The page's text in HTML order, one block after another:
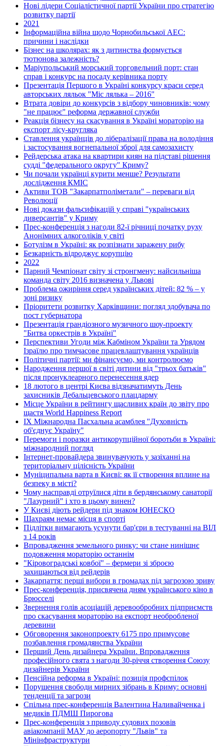
Нові лідери Соціалістичної партії України про стратегію
розвитку партії
2021
Інформаційна війна щодо Чорнобильської АЕС:
причини і наслідки
Бізнес на школярах: як з дитинства формується
тютюнова залежність?
Маріупольський морський торговельний порт: стан
справ і конкурс на посаду керівника порту
Презентація Першого в Україні конкурсу краси серед
авторських ляльок "Міс лялька – 2016"
Втрата довіри до конкурсів з відбору чиновників: чому
"не працює" реформа державної служби
Реакція бізнесу на скасування в Україні мораторію на
експорт лісу-кругляка
Ставлення українців до лібералізації права на володіння
і застосування вогнепальної зброї для самозахисту
Рейдерська атака на квартири киян на підставі рішення
судді "федерального округу" Криму?
Чи почали українці курити менше? Результати
дослідження КМІС
Активи ТОВ "Закарпатполіметали" – переваги від
Революції
Нові докази фальсифікацій у справі "українських
диверсантів" у Криму
Прес-конференція з нагоди 82-ї річниці початку руху
Анонімних алкоголіків у світі
Ботулізм в Україні: як розпізнати заражену рибу
Безкарність відроджує корупцію
2022
Парний Чемпіонат світу зі стронгмену: найсильніша
команда світу 2016 визначена у Львові
Проблема ожиріння серед українських дітей: 82 % – у
зоні ризику
Пріоритети розвитку Харківщини: погляд здобувача по
пост губернатора
Презентація грандіозного музичного шоу-проекту
"Битва оркестрів в Україні"
Перспективи Угоди між Кабміном України та Урядом
Ізраїлю про тимчасове працевлаштування українців
Політичні партії: ми фінансуємо, ми контролюємо
Народження першої в світі дитини від "трьох батьків"
після пронуклеарного перенесення ядер
18 лютого в центрі Києва відзначатимуть День
захисників Дебальцевського плацдарму
Місце України в рейтингу щасливих країн до звіту про
щастя World Happiness Report
ІХ Міжнародна Пасхальна асамблея "Духовність
об'єднує Україну"
Перемоги і поразки антикорупційної боротьби в Україні:
міжнародний погляд
Інтернет-провайдера звинувачують у зазіханні на
територіальну цілісність України
Муніципальна варта в Києві: як її створення вплине на
безпеку в місті?
Чому насправді отруїлися діти в бердянському санаторії
"Лазурний" і хто в цьому винен?
У Києві діють рейдери під знаком ЮНЕСКО
Шахраям немає місця в спорті
Підлітки вимагають усунути бар'єри в тестуванні на ВІЛ
з 14 років
Впровадження земельного ринку: чи стане нинішнє
подовження мораторію останнім
"Кіровоградські ковбої" – фермери зі зброєю
захищаються від рейдерів
Закарпаття: перші вибори в громадах під загрозою зриву
Прес-конференція, присвячена дням українського кіно в
Брюсселі
Звернення голів асоціацій деревообробних підприємств
про скасування мораторію на експорт необробленої
деревини
Обговорення законопроекту 6175 про примусове
позбавлення громадянства України
Перший День дизайнера України. Впровадження
професійного свята з нагоди 30-річчя створення Союзу
дизайнерів України
Пенсійна реформа в Україні: позиція профспілок
Порушення свободи мирних зібрань в Криму: основні
тенденції та загрози
Спільна прес-конференція Валентина Наливайченка і
медиків ПДМШ Пирогова
Прес-конференція з приводу судових позовів
авіакомпанії МАУ до аеропорту "Львів" та
Мінінфраструктури